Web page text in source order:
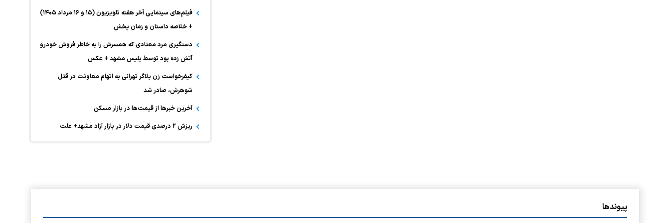
فیلم‌های سینمایی آخر هفته تلویزیون (۱۵ و ۱۶ مرداد ۱۴۰۵)
+ خلاصه داستان و زمان پخش
دستگیری مرد معتادی که همسرش را به خاطر فروش خودرو
آتش زده بود توسط پلیس مشهد + عکس
کیفرخواست زن بلاگر تهرانی به اتهام معاونت در قتل
شوهرش، صادر شد
آخرین خبر‌ها از قیمت‌ها در بازار مسکن
ریزش ۲ درصدی قیمت دلار در بازار آزاد مشهد+ علت
پیوندها